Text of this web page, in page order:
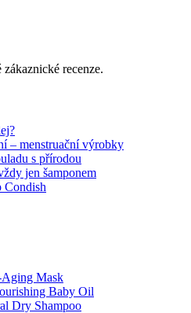
recenze.
– menstruační výrobky
s přírodou
jen šamponem
Condish
Aging Mask
Baby Oil
Dry Shampoo